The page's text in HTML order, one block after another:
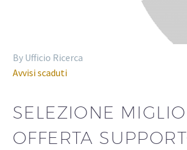
By Ufficio Ricerca
Avvisi scaduti
SELEZIONE
OFFERTA